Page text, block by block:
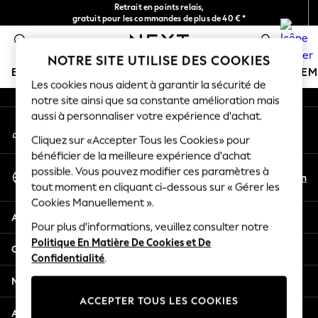
Retrait en points relais,
gratuit pour les commandes de plus de 40 € *
Livraison en 2-3 jours ouvrés*
BOUTIQUE VACANCES
HOLIDAY SHOP
Women's Holiday Shop
All Swimwear
All Beachwear
Bags & Accessories
Beach Dresses & Kaftans
Dresses
Flip Flops
Sliders
Jumpsuits & Playsuits
Linen Collection
Sandals
An error occurred on client
Nos réseaux sociaux
Mon compte
Connexion à votre compte
Sélectionnez Votre Langue
Français
En
Aide
Confidentialité et mentions légales
Ministères
Autres services
NOTRE SITE UTILISE DES COOKIES
Les cookies nous aident à garantir la sécurité de
notre site ainsi que sa constante amélioration mais
aussi à personnaliser votre expérience d'achat.
Cliquez sur «Accepter Tous les Cookies» pour
bénéficier de la meilleure expérience d'achat
possible. Vous pouvez modifier ces paramètres à
tout moment en cliquant ci-dessous sur « Gérer les
Cookies Manuellement ».
Pour plus d'informations, veuillez consulter notre
Politique En Matière De Cookies et De
Confidentialité.
ACCEPTER TOUS LES COOKIES